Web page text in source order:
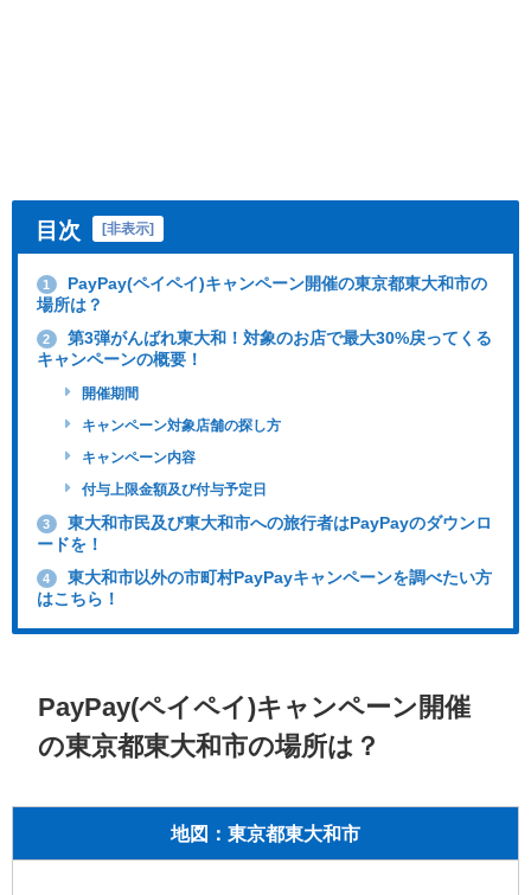
目次 [非表示]
1
PayPay(ペイペイ)キャンペーン開催の東京都東大和市の
場所は？
2
第3弾がんばれ東大和！対象のお店で最大30%戻ってくる
キャンペーンの概要！
開催期間
キャンペーン対象店舗の探し方
キャンペーン内容
付与上限金額及び付与予定日
3
東大和市民及び東大和市への旅行者はPayPayのダウンロ
ードを！
4
東大和市以外の市町村PayPayキャンペーンを調べたい方
はこちら！
PayPay(ペイペイ)キャンペーン開催
の東京都東大和市の場所は？
地図：東京都東大和市